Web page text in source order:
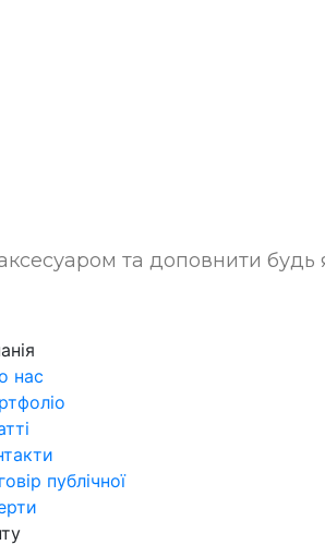
та доповнити будь
нас
публічної